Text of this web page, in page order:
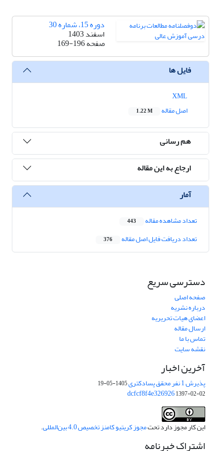
دوره 15، شماره 30
اسفند 1403
صفحه169-196
فایل ها
اصل مقاله
1.22 M
هم رسانی
ارجاع به این مقاله
آمار
تعداد مشاهده مقاله 443
تعداد دریافت فایل اصل مقاله 376
دسترسی سریع
صفحه اصلی
درباره نشریه
اعضای هیات تحریریه
ارسال مقاله
تماس با ما
نقشه سایت
آخرین اخبار
پذیرش 1 نفر محقق پسادکتری 1405-05-19
dcfcf8f4e3269261397-02-02
این کار مجوز دارد تحتمجوز کریتیو کامنز تخصیص 4.0 بین‌المللی .
اشتراک خبرنامه